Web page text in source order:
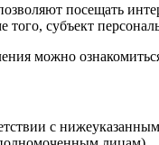
посещать
субъект
можно
с